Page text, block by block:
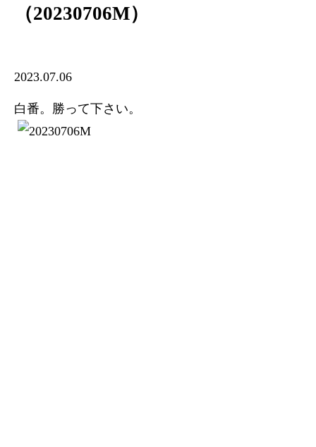
（20230706M）
2023.07.06
白番。勝って下さい。